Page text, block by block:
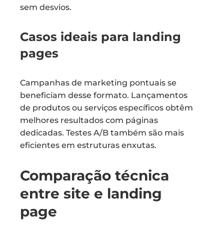
sem desvios.
Casos ideais para landing
pages
Campanhas de marketing pontuais se
beneficiam desse formato. Lançamentos
de produtos ou serviços específicos obtêm
melhores resultados com páginas
dedicadas. Testes A/B também são mais
eficientes em estruturas enxutas.
Comparação técnica
entre site e landing
page